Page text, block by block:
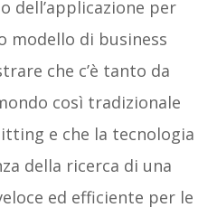
dell’applicazione per
modello di business
che c’è tanto da
così tradizionale
e che la tecnologia
della ricerca di una
ed efficiente per le